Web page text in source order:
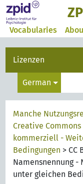
Vocabularies
Lizenzen
German
Manche
Creative
kommerziell -
Bedingungen > CC
Namensnennung
unter gleichen